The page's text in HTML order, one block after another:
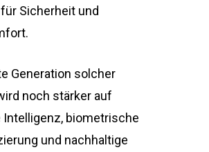
Sicherheit und
Generation solcher
noch stärker auf
Intelligenz, biometrische
und nachhaltige